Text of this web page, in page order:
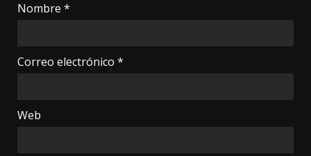
Nombre *
Correo electrónico *
Web